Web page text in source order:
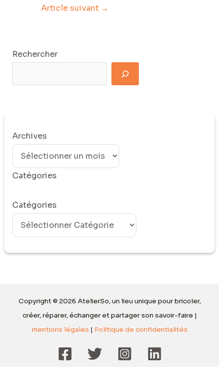
Article suivant →
Rechercher
Archives
Catégories
Catégories
Copyright © 2026 AtelierSo, un lieu unique pour bricoler,
créer, réparer, échanger et partager son savoir-faire |
mentions légales | Politique de confidentialités